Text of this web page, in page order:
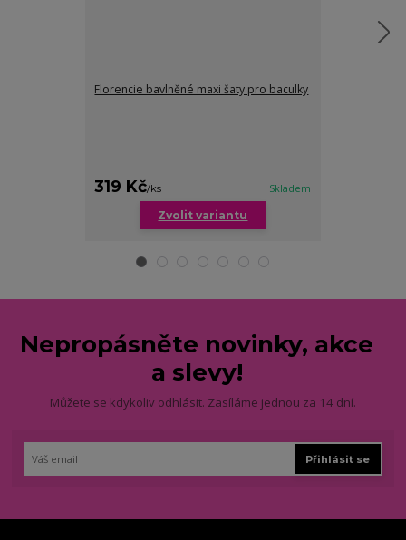
Florencie bavlněné maxi šaty pro baculky
319 Kč/ks Skladem
Zvolit variantu
Nepropásněte novinky, akce
a slevy!
Můžete se kdykoliv odhlásit. Zasíláme jednou za 14 dní.
Přihlásit se